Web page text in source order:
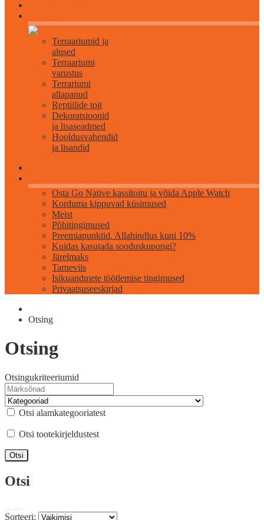
Terraariumid ja
alused
Terraariumi
varustus
Terrariumi
allapanud
Reptiilide toit
Dekoratsioonid
ja lisaseadmed
Hooldusvahendid
ja lisandid
Osta Go Native kassitoitu ja võida Apple Watch
Korduma kippuvad küsimused
Meist
Põhitingimused
Preemiapunktid. Allahindlus kuni 10%
Kuidas kasutada sooduskupongi?
Järelmaks
Tarneviis
Isikuandmete töötlemise tingimused
Privaatsuseeskirjad
Otsing
Otsing
Otsingukriteeriumid
Otsi alamkategooriatest
Otsi tootekirjeldustest
Otsi
Sorteeri: